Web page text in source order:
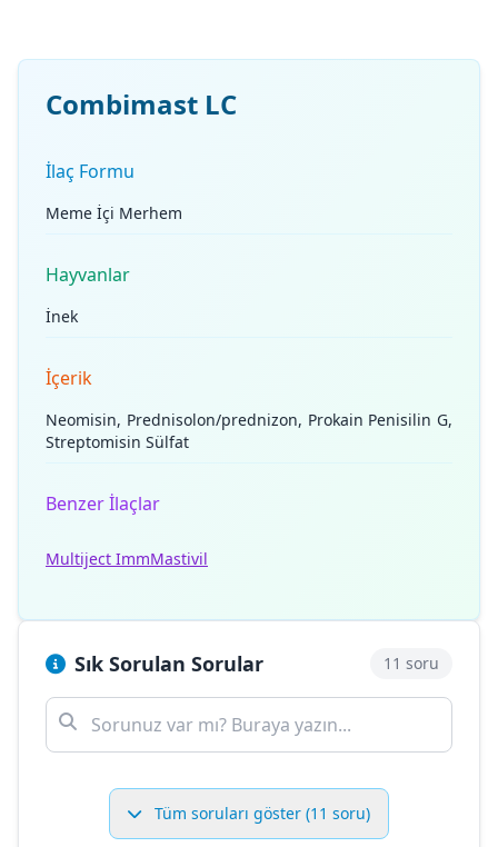
Combimast LC
İlaç Formu
Meme İçi Merhem
Hayvanlar
İnek
İçerik
Neomisin, Prednisolon/prednizon, Prokain Penisilin G,
Streptomisin Sülfat
Benzer İlaçlar
Multiject ImmMastivil
Sık Sorulan Sorular 11 soru
Tüm soruları göster (11 soru)